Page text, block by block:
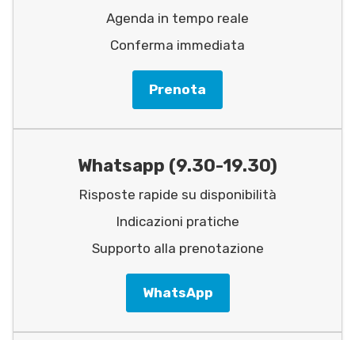
Agenda in tempo reale
Conferma immediata
Prenota
Whatsapp (9.30-19.30)
Risposte rapide su disponibilità
Indicazioni pratiche
Supporto alla prenotazione
WhatsApp